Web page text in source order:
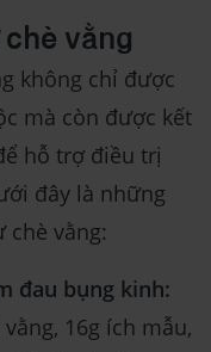
vằng
không chỉ được
mà còn được kết
hỗ trợ điều trị
đây là những
chè vằng:
đau bụng kinh:
16g ích mẫu,